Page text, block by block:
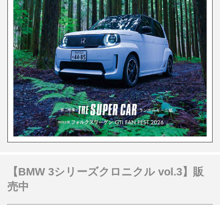
【BMW 3シリーズクロニクル vol.3】販
売中